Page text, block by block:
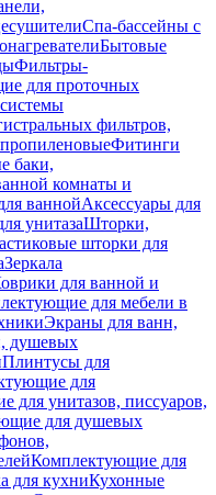
Спа-бассейны с
Бытовые
Фильтры-
для проточных
фильтров,
Фитинги
баки,
комнаты и
ваннойАксессуары для
унитазаШторки,
шторки для
Зеркала
для ванной и
для мебели в
Экраны для ванн,
душевых
Плинтусы для
для
для унитазов, писсуаров,
для душевых
Комплектующие для
для кухниКухонные